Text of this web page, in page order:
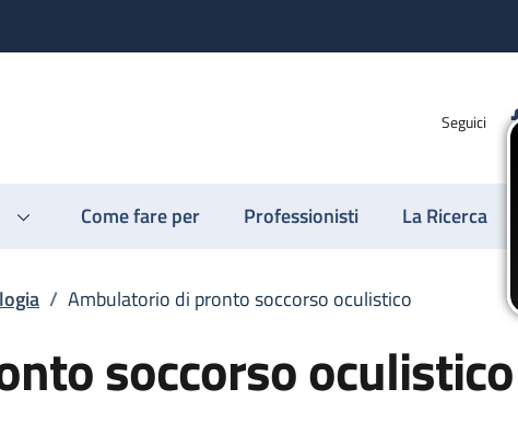
Seguici
Come fare per Professionisti La Ricerca
/ Ambulatorio di pronto soccorso oculistico
soccorso oculistico